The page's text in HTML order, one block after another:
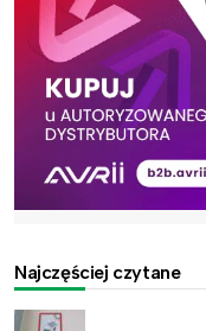
Najczęściej czytane